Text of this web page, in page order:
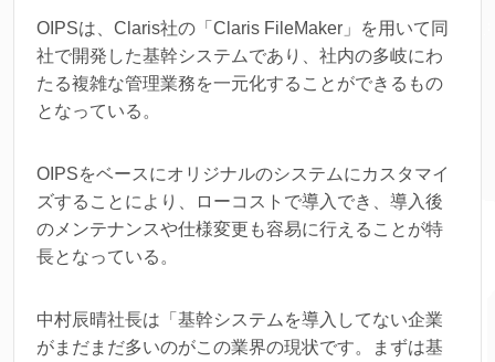
OIPSは、Claris社の「Claris FileMaker」を用いて同
社で開発した基幹システムであり、社内の多岐にわ
たる複雑な管理業務を一元化することができるもの
となっている。
OIPSをベースにオリジナルのシステムにカスタマイ
ズすることにより、ローコストで導入でき、導入後
のメンテナンスや仕様変更も容易に行えることが特
長となっている。
中村辰晴社長は「基幹システムを導入してない企業
がまだまだ多いのがこの業界の現状です。まずは基